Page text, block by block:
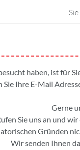
haben, ist für
Sie Ihre E-Mail
Gerne
Sie uns an und
Gründen
Wir senden Ihnen